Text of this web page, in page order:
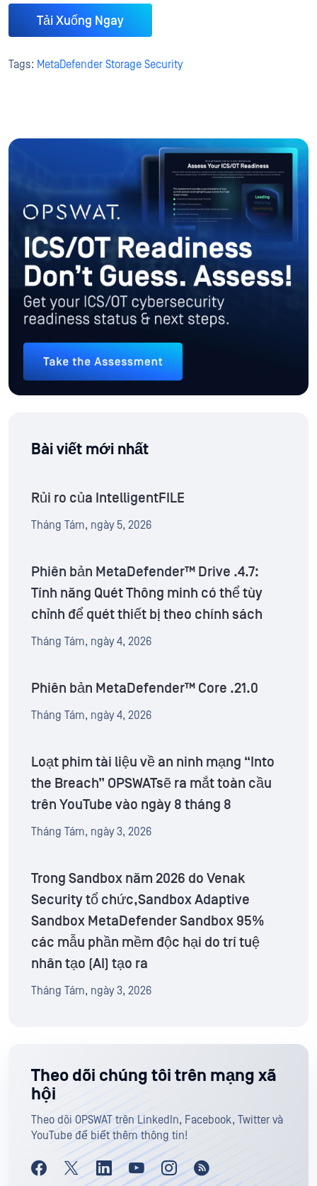
Tải Xuống Ngay
Tags: MetaDefender Storage Security
Bài viết mới nhất
Rủi ro của IntelligentFILE
Tháng Tám, ngày 5, 2026
Phiên bản MetaDefender™ Drive .4.7:
Tính năng Quét Thông minh có thể tùy
chỉnh để quét thiết bị theo chính sách
Tháng Tám, ngày 4, 2026
Phiên bản MetaDefender™ Core .21.0
Tháng Tám, ngày 4, 2026
Loạt phim tài liệu về an ninh mạng “Into
the Breach” OPSWATsẽ ra mắt toàn cầu
trên YouTube vào ngày 8 tháng 8
Tháng Tám, ngày 3, 2026
Trong Sandbox năm 2026 do Venak
Security tổ chức,Sandbox Adaptive
Sandbox MetaDefender Sandbox 95%
các mẫu phần mềm độc hại do trí tuệ
nhân tạo (AI) tạo ra
Tháng Tám, ngày 3, 2026
Theo dõi chúng tôi trên mạng xã
hội
Theo dõi OPSWAT trên LinkedIn, Facebook, Twitter và
YouTube để biết thêm thông tin!